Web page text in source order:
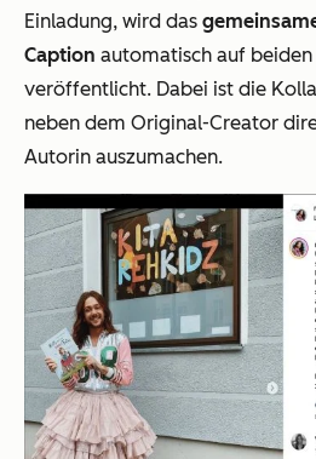
Einladung, wird das
Caption automatisch auf
veröffentlicht. Dabei ist die
neben dem Original-Creator
Autorin auszumachen.